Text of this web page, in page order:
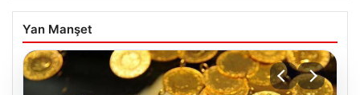
Yan Manşet